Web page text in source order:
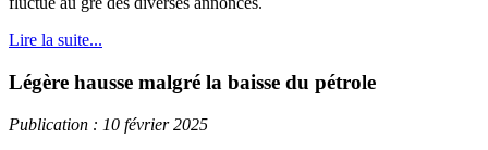
Lire la suite...
Légère hausse malgré la baisse du pétrole
Publication : 10 février 2025